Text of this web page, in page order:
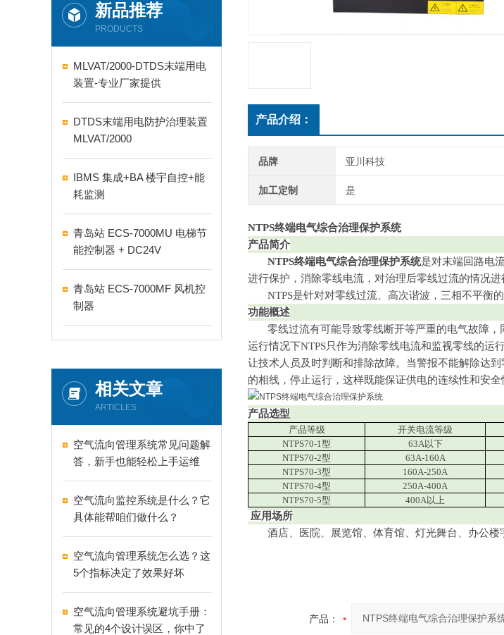
新品推荐
PRODUCTS
MLVAT/2000-DTDS末端用电
装置-专业厂家提供
DTDS末端用电防护治理装置
MLVAT/2000
IBMS 集成+BA 楼宇自控+能
耗监测
青岛站 ECS-7000MU 电梯节
能控制器 + DC24V
青岛站 ECS-7000MF 风机控
制器
相关文章
ARTICLES
空气流向管理系统常见问题解
答，新手也能轻松上手运维
空气流向监控系统是什么？它
具体能帮咱们做什么？
空气流向管理系统怎么选？这
5个指标决定了效果好坏
空气流向管理系统避坑手册：
常见的4个设计误区，你中了
产品介绍：
品牌 亚川科技
加工定制 是
NTPS终端电气综合治理保护系统
产品简介
NTPS终端电气综合治理保护系统是对末端回路电
进行保护，消除零线电流，对治理后零线过流的情况
NTPS是针对对零线过流、高次谐波，三相不平衡的
功能概述
零线过流有可能导致零线断开等严重的电气故障，
运行情况下NTPS只作为消除零线电流和监视零线的运
让技术人员及时判断和排除故障。当警报不能解除达
的相线，停止运行，这样既能保证供电的连续性和安全
产品选型
产品等级 开关电流等级
NTPS70-1型
63A以下
NTPS70-2型
63A-160A
NTPS70-3型
160A-250A
NTPS70-4型
250A-400A
NTPS70-5型
400A以上
应用场所
酒店、医院、展览馆、体育馆、灯光舞台、办公楼
产品：